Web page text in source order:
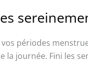
périodes
la journée. Fini les